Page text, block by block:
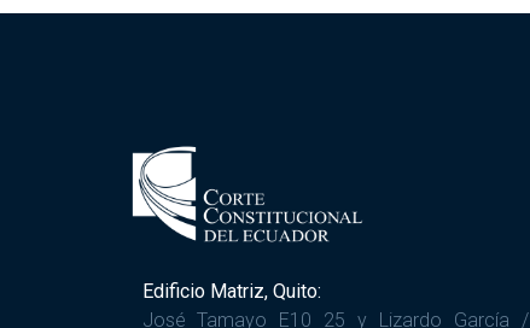
Edificio Matriz, Quito:
José Tamayo E10 25 y Lizardo García /